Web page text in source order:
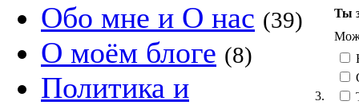
Обо мне и О нас (39)
О моём блоге (8)
Политика и
3.
Ты